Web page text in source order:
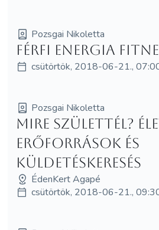
Pozsgai Nikoletta
Férfi Energia
csütörtök, 2018-06-21.,
Pozsgai Nikoletta
Mire születtél?
erőforrások és
küldetéskeresés
ÉdenKert Agapé
csütörtök, 2018-06-21.,